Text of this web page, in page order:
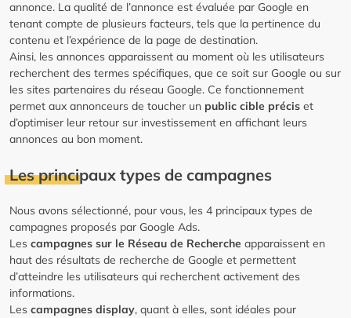
annonce. La qualité de l’annonce est évaluée par Google en
tenant compte de plusieurs facteurs, tels que la pertinence du
contenu et l’expérience de la page de destination.
Ainsi, les annonces apparaissent au moment où les utilisateurs
recherchent des termes spécifiques, que ce soit sur Google ou sur
les sites partenaires du réseau Google. Ce fonctionnement
permet aux annonceurs de toucher un public cible précis et
d’optimiser leur retour sur investissement en affichant leurs
annonces au bon moment.
Les principaux types de campagnes
Nous avons sélectionné, pour vous, les 4 principaux types de
campagnes proposés par Google Ads.
Les campagnes sur le Réseau de Recherche apparaissent en
haut des résultats de recherche de Google et permettent
d’atteindre les utilisateurs qui recherchent activement des
informations.
Les campagnes display, quant à elles, sont idéales pour